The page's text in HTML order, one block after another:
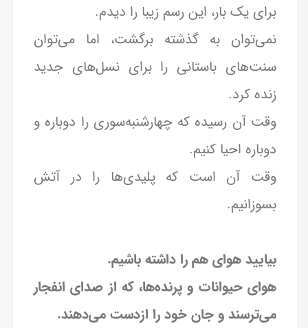
برای یک بار، این رسم زیبا را دیدم.
نمی‌توان به گذشته برگشت، اما می‌توان
سنت‌های باستانی را برای نسل‌های جدید
زنده کرد.
وقت آن رسیده که چهارشنبه‌سوری را دوباره و
دوباره احیا کنیم.
وقت آن است که پلیدی‌ها را در آتش
بسوزانیم.
بیایید هوای هم را داشته باشیم.
هوای حیوانات و پرنده‌ها، که از صدای انفجار
می‌‌ترسند و جان خود را ازدست می‌دهند.